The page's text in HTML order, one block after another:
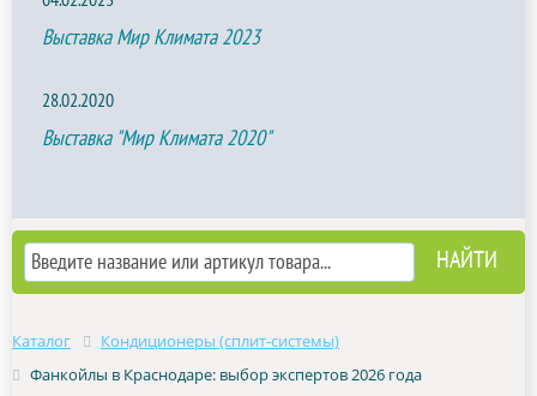
Выставка Мир Климата 2023
28.02.2020
Выставка "Мир Климата 2020"
Каталог
Кондиционеры (сплит-системы)
Фанкойлы в Краснодаре: выбор экспертов 2026 года